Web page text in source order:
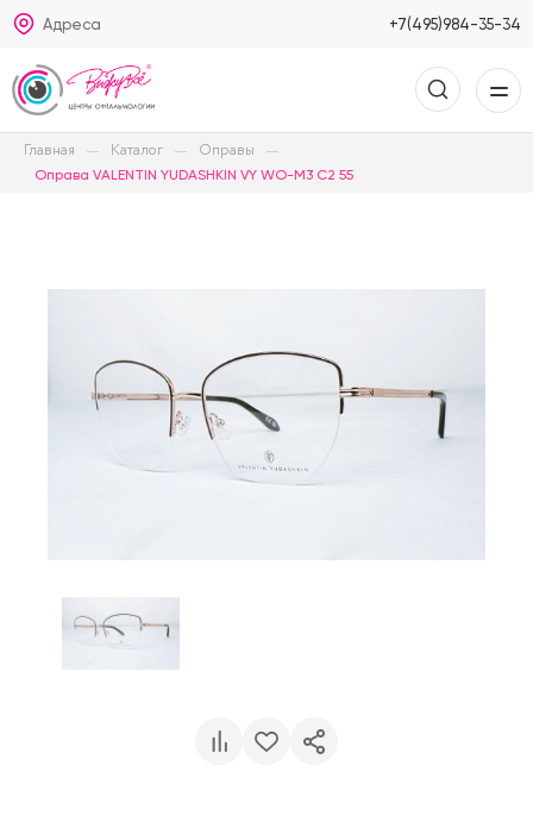
Адреса +7(495)984-35-34
Главная Каталог Оправы
Оправа VALENTIN YUDASHKIN VY WO-M3 C2 55